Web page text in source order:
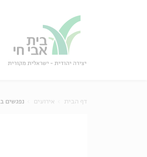
דף הבית אירועים נפגשים